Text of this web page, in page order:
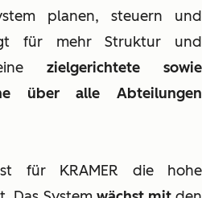
planen, steuern und
für mehr Struktur und
zielgerichtete sowie
über alle Abteilungen
für KRAMER die hohe